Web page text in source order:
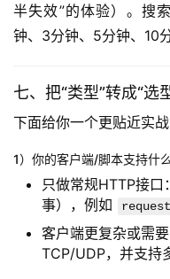
半失效”的体验）。搜
钟、3分钟、5分钟、10
七、把“类型”转成“选
下面给你一个更贴近实
1）你的客户端/脚本支持什
只做常规HTTP接
事），例如
客户端更复杂或需
TCP/UDP，并支持